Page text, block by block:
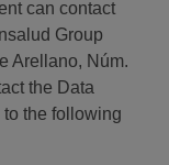
can contact
Group
Arellano, Núm.
the Data
the following